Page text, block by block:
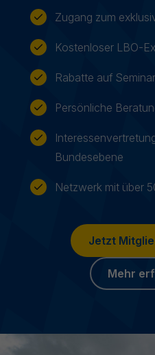
Zugang zum
Kostenloser LBO-
Rabatte auf
Persönliche
Bundesebene
Netzwerk mit über
Jetzt
Mehr